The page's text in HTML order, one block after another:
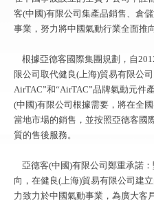
客(中國)有限公司集產品銷售、倉
事業，努力將中國氣動行業全面推
根據亞德客國際集團規劃，自
限公司取代健良(上海)貿易有限公
AirTAC”和“AirTAC”品牌氣動元件
(中國)有限公司根據需要，將在全
當地市場的銷售，並按照亞德客國
質的售後服務。
亞德客(中國)有限公司鄭重承諾
向，在健良(上海)貿易有限公司建
力致力於中國氣動事業，為廣大客